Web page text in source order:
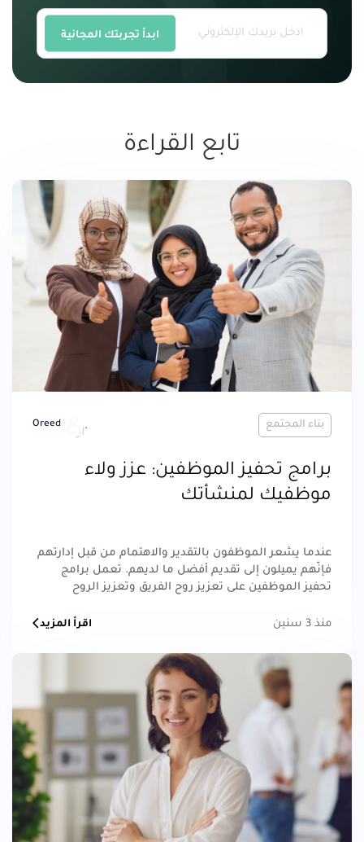
ابدأ تجربتك المجانية
تابع القراءة
بناء المجتمع Oreed
برامج تحفيز الموظفين: عزز ولاء
موظفيك لمنشأتك
عندما يشعر الموظفون بالتقدير والاهتمام من قبل إدارتهم
فإنّهم يميلون إلى تقديم أفضل ما لديهم. تعمل برامج
تحفيز الموظفين على تعزيز روح الفريق وتعزيز الروح
التفاعلات وزيادة التعاون بين أعضاء الفريق.
منذ 3 سنين اقرأ المزيد